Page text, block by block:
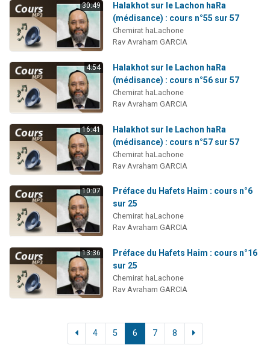
30:49
Halakhot sur le Lachon haRa
(médisance) : cours n°55 sur 57
Chemirat haLachone
Rav Avraham GARCIA
4:54
Halakhot sur le Lachon haRa
(médisance) : cours n°56 sur 57
Chemirat haLachone
Rav Avraham GARCIA
16:41
Halakhot sur le Lachon haRa
(médisance) : cours n°57 sur 57
Chemirat haLachone
Rav Avraham GARCIA
10:07
Préface du Hafets Haim : cours n°6
sur 25
Chemirat haLachone
Rav Avraham GARCIA
13:36
Préface du Hafets Haim : cours n°16
sur 25
Chemirat haLachone
Rav Avraham GARCIA
4 5 6 7 8